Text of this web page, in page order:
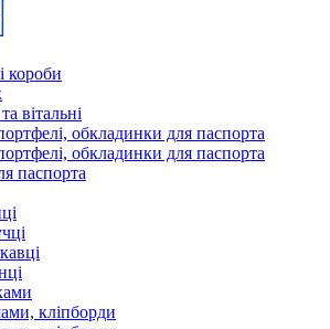
короби
вітальні
обкладинки для паспорта
обкладинки для паспорта
паспорта
кліпборди